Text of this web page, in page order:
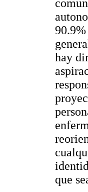
hay
que